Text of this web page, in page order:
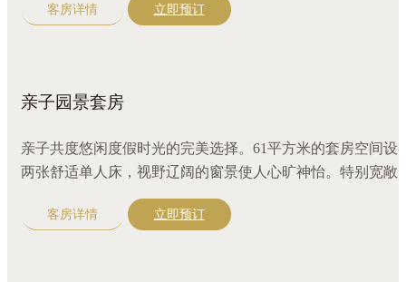
所。客房详情 立即预订
亲子园景套房
亲子共度悠闲度假时光的完美选择。61平方米的套房空间设
两张舒适单人床，视野辽阔的窗景使人心旷神怡。特别宽敞
开放式空间，配备超大圆形沙发，三区分离盥洗室，咖啡机
更有全套奢华沐浴精品。
客房详情 立即预订